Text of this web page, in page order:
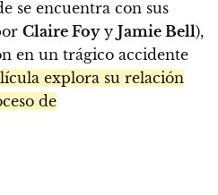
se encuentra con sus
Claire Foyy Jamie Bell),
en un trágico accidente
explora su relación
de